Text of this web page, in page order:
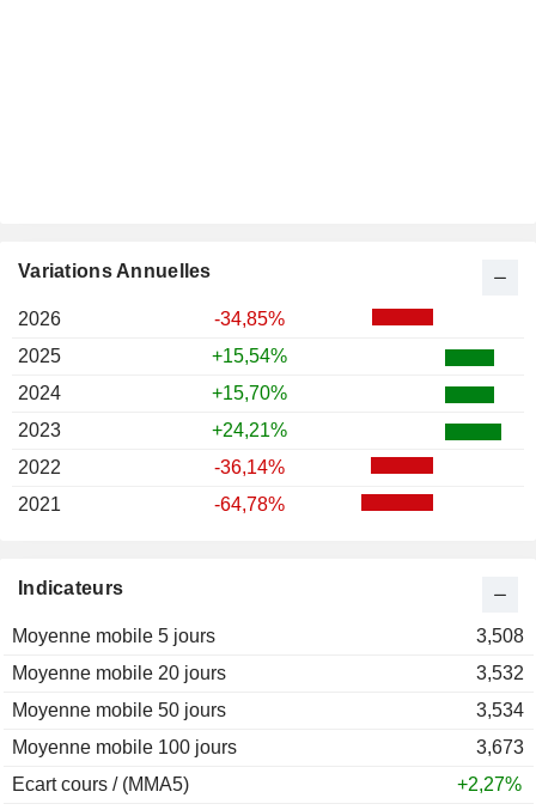
Indicateurs
Moyenne mobile 5 jours
3,508
Moyenne mobile 20 jours
3,532
Moyenne mobile 50 jours
3,534
Moyenne mobile 100 jours
3,673
Ecart cours / (MMA5)
+2,27%
Variations Annuelles
2026
-34,85%
2025
+15,54%
2024
+15,70%
2023
+24,21%
2022
-36,14%
2021
-64,78%